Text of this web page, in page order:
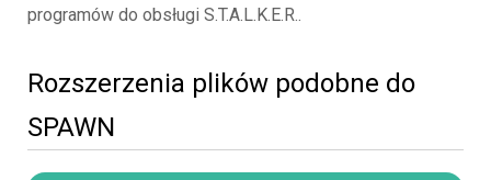
programów do obsługi S.T.A.L.K.E.R..
Rozszerzenia plików podobne do
SPAWN